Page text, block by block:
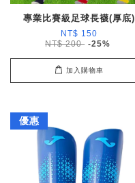
專業比賽級足球長襪(厚底)
NT$ 150
NT$ 200 -25%
加入購物車
優惠